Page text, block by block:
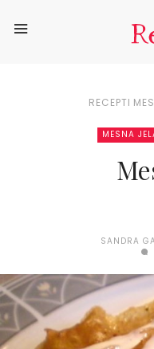
RECEPTI
MESNA
SANDRA